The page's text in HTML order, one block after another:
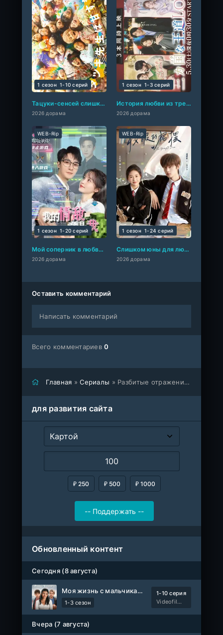
Тацуки-сенсей слишком милый!
2026 дорама
1 сезон 1-10 cерий
История любви из трех стран
2026 дорама
1 сезон 1-3 cерий
Мой соперник в любви – это я
2026 дорама
WEB-Rip
1 сезон 1-20 cерий
Слишком юны для любви
2026 дорама
WEB-Rip
1 сезон 1-24 cерий
Оставить комментарий
Написать комментарий
Всего комментариев0
Главная »Сериалы » Разбитые отражения любви
для развития сайта
₽ 250 ₽ 500 ₽ 1000
Обновленный контент
Сегодня (8 августа)
Моя жизнь с мальчиками Уолтер
1-3 сезон
1-10 серия
Videofilm Int
Вчера (7 августа)